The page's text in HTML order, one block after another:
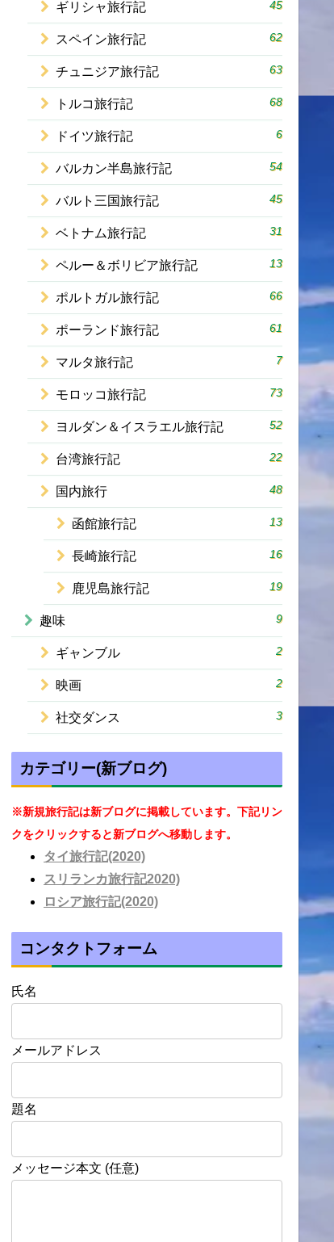
ギリシャ旅行記 45
スペイン旅行記 62
チュニジア旅行記 63
トルコ旅行記 68
ドイツ旅行記 6
バルカン半島旅行記 54
バルト三国旅行記 45
ベトナム旅行記 31
ペルー＆ボリビア旅行記 13
ポルトガル旅行記 66
ポーランド旅行記 61
マルタ旅行記 7
モロッコ旅行記 73
ヨルダン＆イスラエル旅行記 52
台湾旅行記 22
国内旅行 48
函館旅行記 13
長崎旅行記 16
鹿児島旅行記 19
趣味 9
ギャンブル 2
映画 2
社交ダンス 3
カテゴリー(新ブログ)
※新規旅行記は新ブログに掲載しています。下記リン
クをクリックすると新ブログへ移動します。
タイ旅行記(2020)
スリランカ旅行記2020)
ロシア旅行記(2020)
コンタクトフォーム
氏名
メールアドレス
題名
メッセージ本文 (任意)